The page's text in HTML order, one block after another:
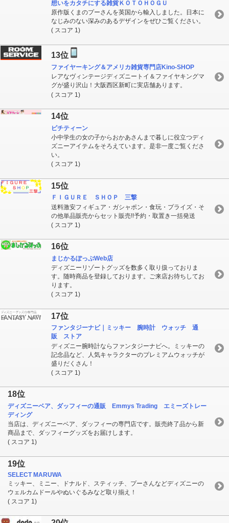
想いをカタチにする雑貨ＫＯＴＯＨＯＧＵ
原作版くまのプーさんを英国から輸入しました。日本に
なじみのない深みのあるデザインをぜひご覧ください。
( スコア 1)
13位
ファイヤーキング＆アメリカ雑貨専門店Kino-SHOP
レアなヴィンテージディズニートイ＆ファイヤキングマ
グが盛り沢山！大阪西区新町に実店舗あります。
( スコア 1)
14位
ピチティーン
小中学生の女の子からおかあさんまで暮しに役立つディ
ズニーアイテムをそろえています。是非一度ご覧くださ
い。
( スコア 1)
15位
ＦＩＧＵＲＥ ＳＨＯＰ 三撃
送料激安フィギュア・ガシャポン・食玩・プライズ・そ
の他単品販売からセット販売!!予約・取置き一括発送
( スコア 1)
16位
まじかるぽっぷWeb店
ディズニーリゾートグッズを数多く取り扱っておりま
す。随時商品を登録しております。ご来店お待ちしてお
ります。
( スコア 1)
17位
ファンタジーナビ｜ミッキー 腕時計 ウォッチ 通
販 ストア
ディズニー腕時計ならファンタジーナビへ。ミッキーの
記念品など、人気キャラクターのプレミアムウォッチが
盛りだくさん！
( スコア 1)
18位
ディズニーベア、ダッフィーの通販 Emmys Trading エミーズトレー
ディング
当店は、ディズニーベア、ダッフィーの専門店です。販売終了品から新
商品まで、ダッフィーグッズをお届けします。
( スコア 1)
19位
SELECT MARUWA
ミッキー、ミニー、ドナルド、スティッチ、プーさんなどディズニーの
ウェルカムドールやぬいぐるみなど取り揃え！
( スコア 1)